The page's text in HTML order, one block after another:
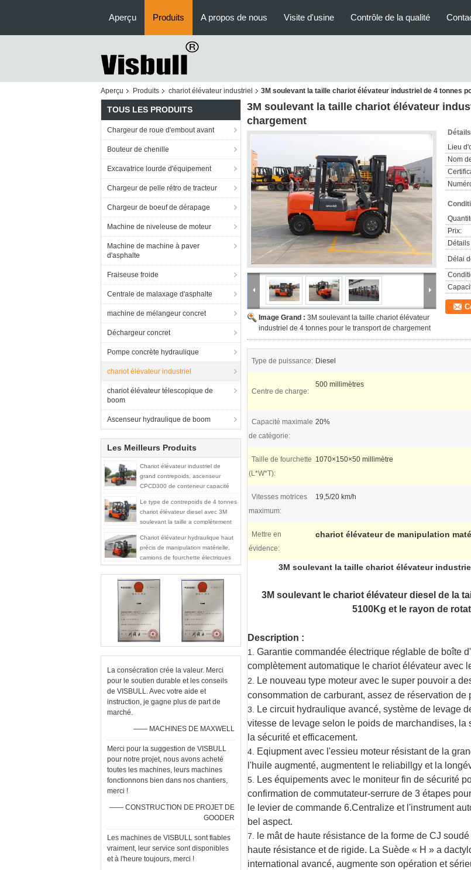
Aperçu Produits A propos de nous Visite d'usine Contrôle de la qualité
Aperçu Produits chariot élévateur industriel 3M soulevant la taille chariot élévateur industriel de 4 tonnes
TOUS LES PRODUITS
Chargeur de roue d'embout avant
Bouteur de chenille
Excavatrice lourde d'équipement
Chargeur de pelle rétro de tracteur
Chargeur de boeuf de dérapage
Machine de niveleuse de moteur
Machine de machine à paver
d'asphalte
Fraiseuse froide
Centrale de malaxage d'asphalte
machine de mélangeur concret
Déchargeur concret
Pompe concrète hydraulique
chariot élévateur industriel
chariot élévateur télescopique de
boom
Ascenseur hydraulique de boom
Les Meilleurs Produits
Chariot élévateur industriel de
grand contrepoids, ascenseur
CPCD300 de conteneur capacité
Le type de contrepoids de 4 tonnes
chariot élévateur diesel avec 3M
soulevant la taille a complètement
Chariot élévateur hydraulique haut
précis de manipulation matérielle,
camions de fourchette électriques
de Llock de commutateur d'étape
La consécration crée la valeur. Merci
pour le soutien durable et les conseils
de VISBULL. Avec votre aide et
instruction, je gagne plus de part de
marché.
—— MACHINES DE MAXWELL
Merci pour la suggestion de VISBULL
pour notre projet, nous avons acheté
toutes les machines, leurs machines
fonctionnons bien dans nos chantiers,
merci !
—— CONSTRUCTION DE PROJET DE
GOODER
Les machines de VISBULL sont fiables
vraiment, leur service sont disponibles
et à l'heure toujours, merci !
3M soulevant la taille chariot élévateur
chargement
Image Grand : 3M soulevant la taille chariot élévateur
industriel de 4 tonnes pour le transport de chargement
Lieu
Nom
Prix:
Délai
Type de puissance: Diesel
Centre de charge:
500 millimètres
Capacité maximale
de catégorie:
20%
Taille de fourchette
(L*W*T):
1070×150×50 millimètre
Vitesses motrices
maximum:
19,5/20 km/h
Mettre en
évidence:
chariot élévateur de manipulation
3M soulevant la taille chariot élévateur
3M soulevant le chariot élévateur diesel de la
5100Kg et le rayon de
Description :
1. Garantie commandée électrique réglable de boîte
complètement automatique le chariot élévateur avec
2.
Le nouveau type moteur avec le super pouvoir a
consommation de carburant, assez de réservation
3.
Le circuit hydraulique avancé, système de levage
vitesse de levage selon le poids de marchandises,
la sécurité et efficacement.
4.
Eqiupment avec l'essieu moteur résistant de la
l'huile augmenté, augmentent le reliabillgy et la
5.
Les équipements avec le moniteur fin de sécurité
confirmation de commutateur-serrure de 3 étapes
le levier de commande 6.Centralize et l'instrument
bel aspect.
7.
le mât de haute résistance de la forme de CJ
haute résistance et de rigide. La Suède « H » a
international avancé, augmente son opération et